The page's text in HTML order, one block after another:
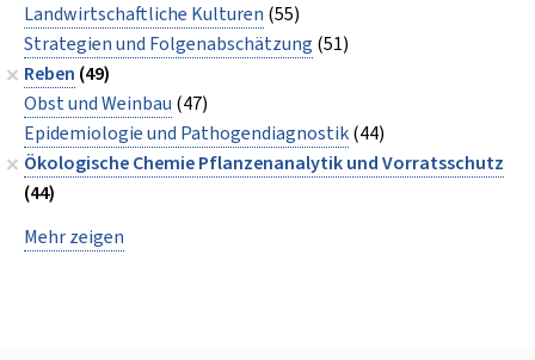
Landwirtschaftliche Kulturen (55)
Strategien und Folgenabschätzung (51)
Reben (49)
Obst und Weinbau (47)
Epidemiologie und Pathogendiagnostik(44)
Ökologische Chemie Pflanzenanalytik und Vorratsschutz
(44)
Mehr zeigen